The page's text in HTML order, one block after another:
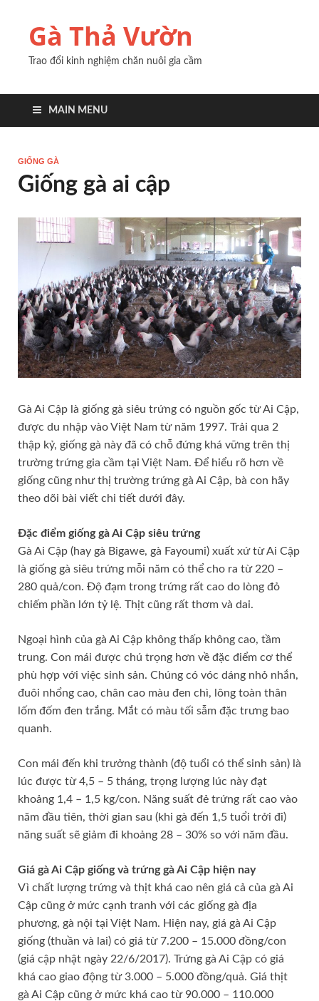
Gà Thả Vườn
Trao đổi kinh nghiệm chăn nuôi gia cầm
MAIN MENU
GIỐNG GÀ
Giống gà ai cập
Gà Ai Cập là giống gà siêu trứng có nguồn gốc từ Ai Cập,
được du nhập vào Việt Nam từ năm 1997. Trải qua 2
thập kỷ, giống gà này đã có chỗ đứng khá vững trên thị
trường trứng gia cầm tại Việt Nam. Để hiểu rõ hơn về
giống cũng như thị trường trứng gà Ai Cập, bà con hãy
theo dõi bài viết chi tiết dưới đây.
Đặc điểm giống gà Ai Cập siêu trứng
Gà Ai Cập (hay gà Bigawe, gà Fayoumi) xuất xứ từ Ai Cập
là giống gà siêu trứng mỗi năm có thể cho ra từ 220 –
280 quả/con. Độ đạm trong trứng rất cao do lòng đỏ
chiếm phần lớn tỷ lệ. Thịt cũng rất thơm và dai.
Ngoại hình của gà Ai Cập không thấp không cao, tầm
trung. Con mái được chú trọng hơn về đặc điểm cơ thể
phù hợp với việc sinh sản. Chúng có vóc dáng nhỏ nhắn,
đuôi nhổng cao, chân cao màu đen chì, lông toàn thân
lốm đốm đen trắng. Mắt có màu tối sẫm đặc trưng bao
quanh.
Con mái đến khi trưởng thành (độ tuổi có thể sinh sản) là
lúc được từ 4,5 – 5 tháng, trọng lượng lúc này đạt
khoảng 1,4 – 1,5 kg/con. Năng suất đẻ trứng rất cao vào
năm đầu tiên, thời gian sau (khi gà đến 1,5 tuổi trởi đi)
năng suất sẽ giảm đi khoảng 28 – 30% so với năm đầu.
Giá gà Ai Cập giống và trứng gà Ai Cập hiện nay
Vì chất lượng trứng và thịt khá cao nên giá cả của gà Ai
Cập cũng ở mức cạnh tranh với các giống gà địa
phương, gà nội tại Việt Nam. Hiện nay, giá gà Ai Cập
giống (thuần và lai) có giá từ 7.200 – 15.000 đồng/con
(giá cập nhật ngày 22/6/2017). Trứng gà Ai Cập có giá
khá cao giao động từ 3.000 – 5.000 đồng/quả. Giá thịt
gà Ai Cập cũng ở mức khá cao từ 90.000 – 110.000